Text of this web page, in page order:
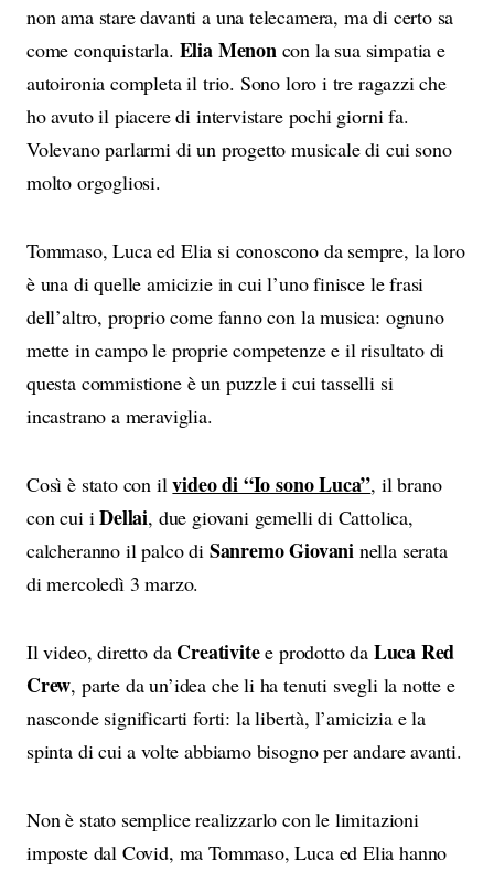
non ama stare davanti a una telecamera, ma di certo sa
come conquistarla. Elia Menoncon la sua simpatia e
autoironia completa il trio. Sono loro i tre ragazzi che
ho avuto il piacere di intervistare pochi giorni fa.
Volevano parlarmi di un progetto musicale di cui sono
molto orgogliosi.
Tommaso, Luca ed Elia si conoscono da sempre, la loro
è una di quelle amicizie in cui l’uno finisce le frasi
dell’altro, proprio come fanno con la musica: ognuno
mette in campo le proprie competenze e il risultato di
questa commistione è un puzzle i cui tasselli si
incastrano a meraviglia.
Così è stato con ilvideo di “Io sono Luca”, il brano
con cui iDellai, due giovani gemelli di Cattolica,
calcheranno il palco di Sanremo Giovani nella serata
di mercoledì 3 marzo.
Il video, diretto da Creativitee prodotto da Luca Red
Crew, parte da un’idea che li ha tenuti svegli la notte e
nasconde significarti forti: la libertà, l’amicizia e la
spinta di cui a volte abbiamo bisogno per andare avanti.
Non è stato semplice realizzarlo con le limitazioni
imposte dal Covid, ma Tommaso, Luca ed Elia hanno